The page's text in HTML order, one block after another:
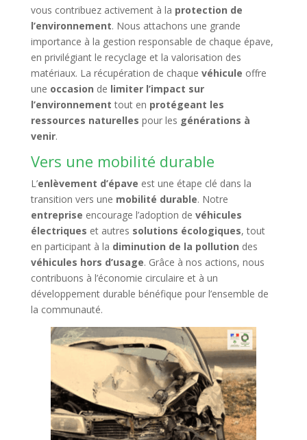
vous contribuez activement à la protection de
l’environnement. Nous attachons une grande
importance à la gestion responsable de chaque épave,
en privilégiant le recyclage et la valorisation des
matériaux. La récupération de chaque véhicule offre
une occasion de limiter l’impact sur
l’environnement tout en protégeant les
ressources naturelles pour les générations à
venir.
Vers une mobilité durable
L’enlèvement d’épave est une étape clé dans la
transition vers une mobilité durable. Notre
entreprise encourage l’adoption de véhicules
électriques et autres solutions écologiques, tout
en participant à la diminution de la pollution des
véhicules hors d’usage. Grâce à nos actions, nous
contribuons à l’économie circulaire et à un
développement durable bénéfique pour l’ensemble de
la communauté.